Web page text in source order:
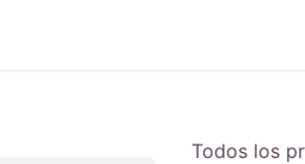
Todos los